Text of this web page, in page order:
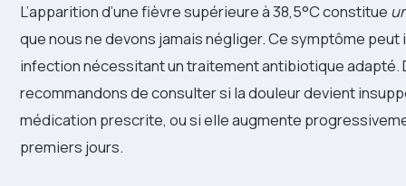
L’apparition d’une fièvre supérieure à 38,5°C constitue
que nous ne devons jamais négliger. Ce symptôme peut
infection nécessitant un traitement antibiotique adapté.
recommandons de consulter si la douleur devient
médication prescrite, ou si elle augmente
premiers jours.